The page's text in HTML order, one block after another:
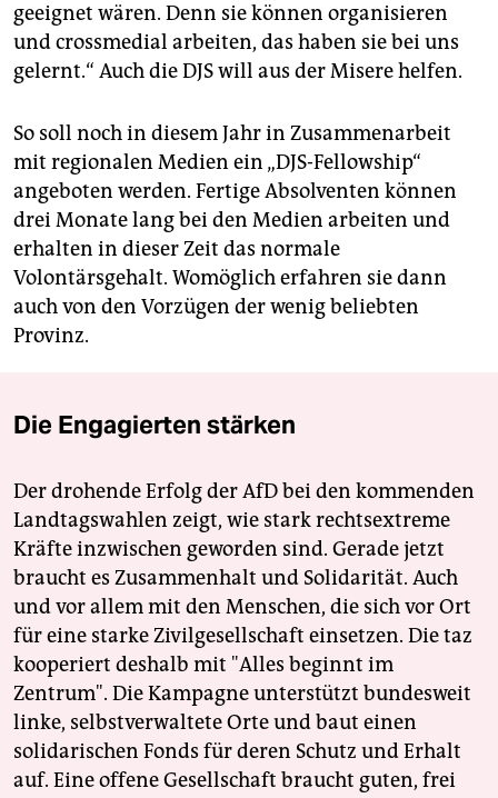
geeignet wären. Denn sie können organisieren
und crossmedial arbeiten, das haben sie bei uns
gelernt.“ Auch die DJS will aus der Misere helfen.
So soll noch in diesem Jahr in Zusammenarbeit
mit regionalen Medien ein „DJS-Fellowship“
angeboten werden. Fertige Absolventen können
drei Monate lang bei den Medien arbeiten und
erhalten in dieser Zeit das normale
Volontärsgehalt. Womöglich erfahren sie dann
auch von den Vorzügen der wenig beliebten
Provinz.
Die Engagierten stärken
Der drohende Erfolg der AfD bei den kommenden
Landtagswahlen zeigt, wie stark rechtsextreme
Kräfte inzwischen geworden sind. Gerade jetzt
braucht es Zusammenhalt und Solidarität. Auch
und vor allem mit den Menschen, die sich vor Ort
für eine starke Zivilgesellschaft einsetzen. Die taz
kooperiert deshalb mit "Alles beginnt im
Zentrum". Die Kampagne unterstützt bundesweit
linke, selbstverwaltete Orte und baut einen
solidarischen Fonds für deren Schutz und Erhalt
auf. Eine offene Gesellschaft braucht guten, frei